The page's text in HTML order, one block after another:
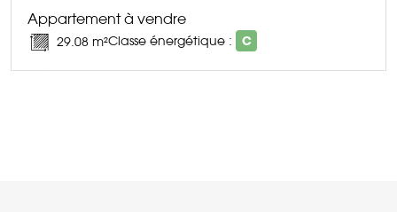
Appartement à vendre
29.08 m²Classe énergétique : C